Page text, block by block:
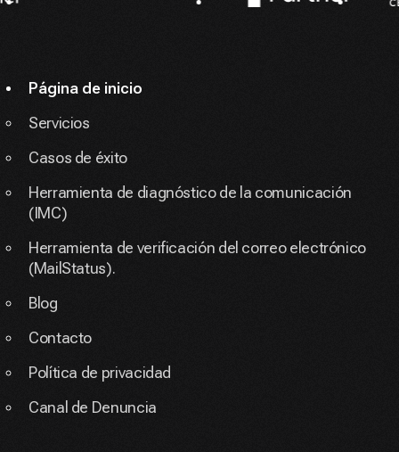
Página de inicio
Servicios
Casos de éxito
Herramienta de diagnóstico de la comunicación
(IMC)
Herramienta de verificación del correo electrónico
(MailStatus).
Blog
Contacto
Política de privacidad
Canal de Denuncia